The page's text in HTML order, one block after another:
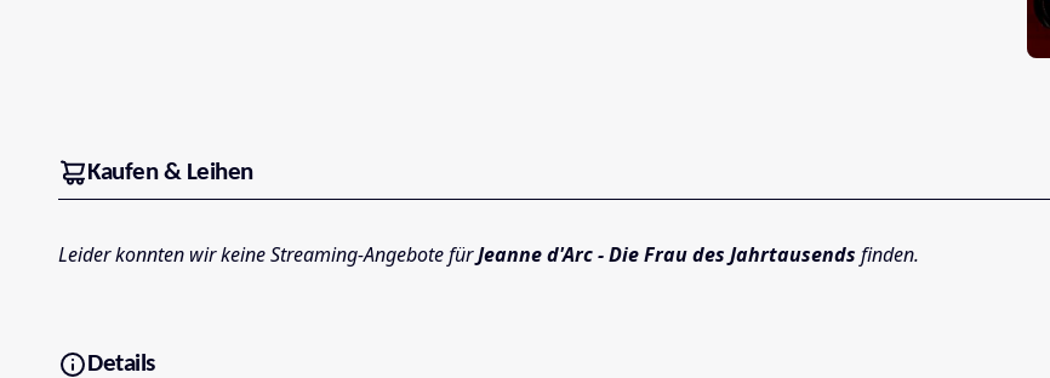
Kaufen & Leihen
Leider konnten wir keine Streaming-Angebote fürJeanne d'Arc - Die Frau des Jahrtausends finden.
Details